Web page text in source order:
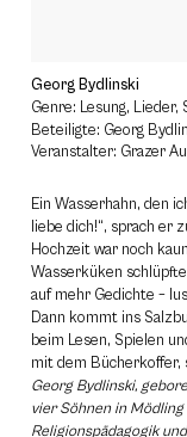
Georg Bydlinski
Genre: Lesung,
Beteiligte: Georg
Veranstalter: Grazer
Ein Wasserhahn, den
liebe dich!“, sprach er
Hochzeit war noch
Wasserküken
auf mehr Gedichte –
Dann kommt ins
beim Lesen, Spielen
mit dem Bücherkoffer,
Georg Bydlinski,
vier Söhnen in
Religionspädagogik